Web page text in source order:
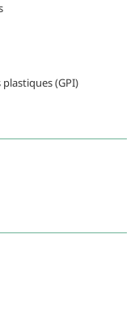
(GPI)